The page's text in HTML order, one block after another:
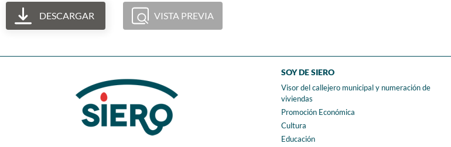
DESCARGAR VISTA PREVIA
SOY DE SIERO
Visor del callejero municipal y numeración de
viviendas
Promoción Económica
Cultura
Educación